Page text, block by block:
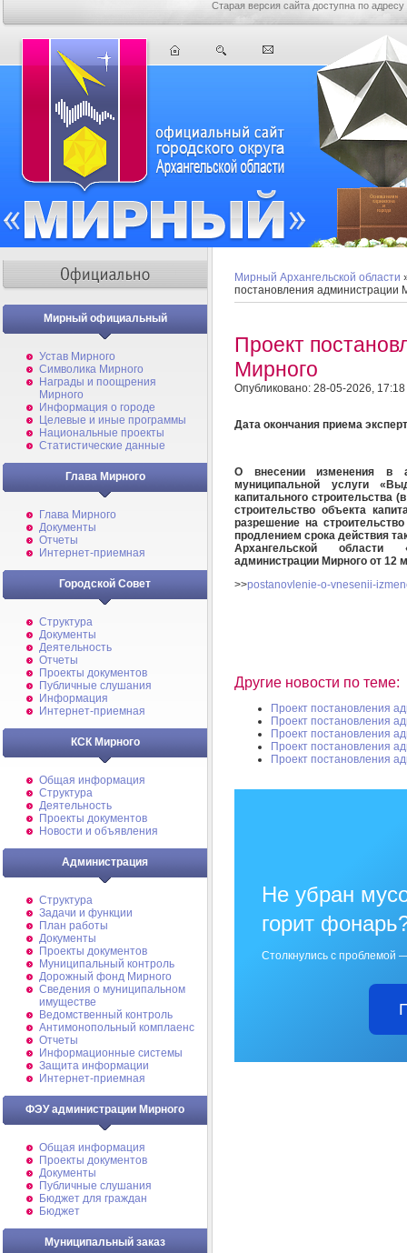
Старая версия сайта доступна по адресу
Мирный официальный
Устав Мирного
Символика Мирного
Награды и поощрения
Мирного
Информация о городе
Целевые и иные программы
Национальные проекты
Статистические данные
Глава Мирного
Глава Мирного
Документы
Отчеты
Интернет-приемная
Городской Совет
Структура
Документы
Деятельность
Отчеты
Проекты документов
Публичные слушания
Информация
Интернет-приемная
КСК Мирного
Общая информация
Структура
Деятельность
Проекты документов
Новости и объявления
Администрация
Структура
Задачи и функции
План работы
Документы
Проекты документов
Муниципальный контроль
Дорожный фонд Мирного
Cведения о муниципальном
имуществе
Ведомственный контроль
Антимонопольный комплаенс
Отчеты
Информационные системы
Защита информации
Интернет-приемная
ФЭУ администрации Мирного
Общая информация
Проекты документов
Документы
Публичные слушания
Бюджет для граждан
Бюджет
Муниципальный заказ
Мирный Архангельской области
постановления администрации
Проект
Мирного
Опубликовано: 28-05-2026, 17:18
Дата окончания приема
О внесении изменения в
муниципальной услуги
капитального строительства
строительство объекта
разрешение на
продлением срока действия
Архангельской области
администрации Мирного от 12
>>postanovlenie-o-vnesenii-
Другие новости по теме:
Проект постановления
Проект постановления
Проект постановления
Проект постановления
Проект постановления
Не убран
горит
Столкнулись с проблемой